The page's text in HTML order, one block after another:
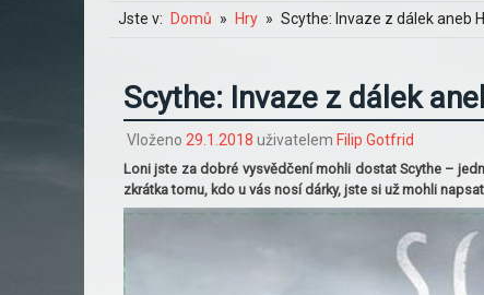
Jste v: Domů Hry Scythe: Invaze z dálek aneb
Scythe: Invaze z dálek
Vloženo 29.1.2018 uživatelem Filip Gotfrid
Loni jste za dobré vysvědčení mohli dostat Scythe –
zkrátka tomu, kdo u vás nosí dárky, jste si už mohli